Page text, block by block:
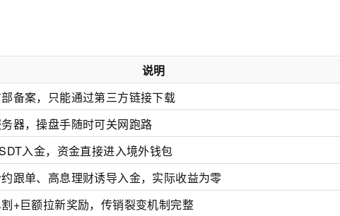
说明
备案，只能通过第三方链接下载
器，操盘手随时可关网跑路
入金，资金直接进入境外钱包
跟单、高息理财诱导入金，实际收益为零
+巨额拉新奖励，传销裂变机制完整